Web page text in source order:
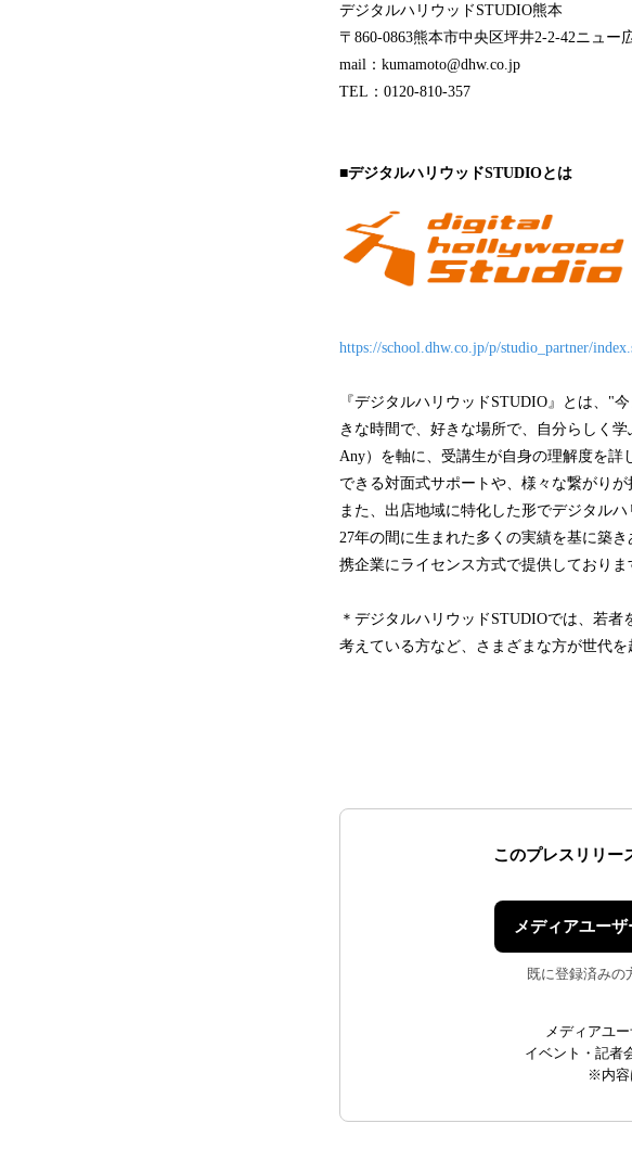
デジタルハリウッドSTUDIO熊本
〒860-0863熊本市中央区坪井2-2-42ニュー
mail：kumamoto@dhw.co.jp
TEL：0120-810-357
■デジタルハリウッドSTUDIOとは
https://school.dhw.co.jp/p/studio_partner/
『デジタルハリウッドSTUDIO』とは、"
きな時間で、好きな場所で、自分らしく
Any）を軸に、受講生が自身の理解度を
できる対面式サポートや、様々な繋がり
また、出店地域に特化した形でデジタル
27年の間に生まれた多くの実績を基に築
携企業にライセンス方式で提供しておりま
＊デジタルハリウッドSTUDIOでは、若
考えている方など、さまざまな方が世代を
このプレスリリー
メディアユー
既に登録済みの
メディアユ
イベント・記者
※内容